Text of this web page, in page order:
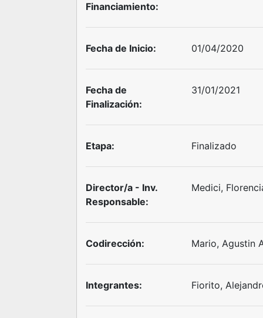
Financiamiento:
Fecha de Inicio: 01/04/2020
Fecha de
Finalización:
31/01/2021
Etapa: Finalizado
Director/a - Inv.
Responsable:
Medici,
Codirección: Mario, Agustin
Integrantes: Fiorito,